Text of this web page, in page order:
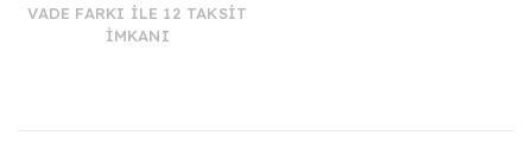
VADE FARKI İLE 12 TAKSİT
İMKANI